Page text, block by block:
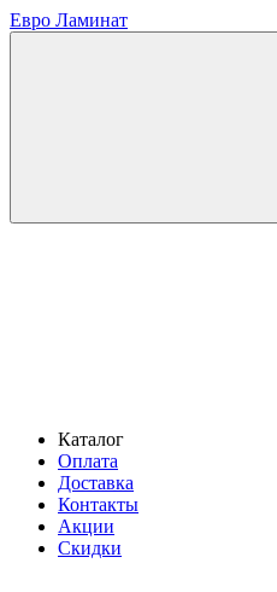
Евро Ламинат
Каталог
Оплата
Доставка
Контакты
Акции
Скидки